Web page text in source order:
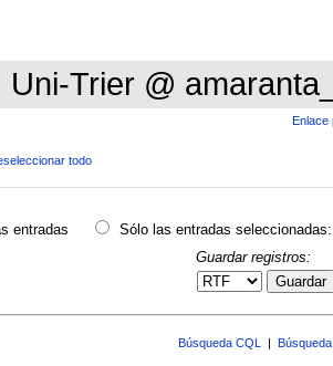
Uni-Trier @
Enlace
todo
entradas
Sólo las entradas seleccionadas:
Guardar registros:
Guardar
Búsqueda CQL